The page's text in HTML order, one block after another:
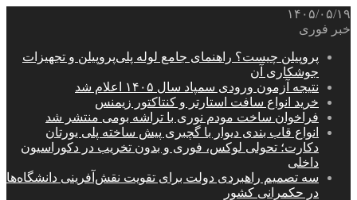
۱۴۰۵/۰۵/۱۹
خبر فوری
پروپیلن چیست؟ راهنمای جامع لوله پلی‌پروپیلن و تجهیزات
جوشکاری آن
نتیجه آزمون ورودی سمپاد سال ۱۴۰۵ اعلام شد
خرید انواع سافت استارتر و کنتاکتور زیمنس
فراخوان ساخت مودم نوری با تراشه بومی منتشر شد
انواع قاب بندی دیوار با گچبری پیش ساخته پلی یورتان
دکارت؛ تحولی لوکس، فوری و بدون تخریب در دکوراسیون
داخلی
سه تصمیم راهبردی دولت برای تقویت نقش‌آفرینی دانشگاه‌ها
در حکمرانی کشور